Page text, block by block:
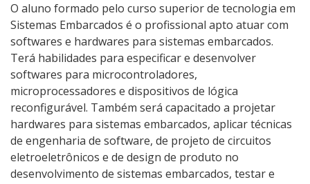
Processo de Inscrição
Resultados
Resultados Vagas Remanescentes
Como posso estudar no IFSC?
O aluno formado pelo curso superior de tecnologia em
Sistemas Embarcados é o profissional apto atuar com
softwares e hardwares para sistemas embarcados.
Terá habilidades para especificar e desenvolver
softwares para microcontroladores,
microprocessadores e dispositivos de lógica
reconfigurável. Também será capacitado a projetar
hardwares para sistemas embarcados, aplicar técnicas
de engenharia de software, de projeto de circuitos
eletroeletrônicos e de design de produto no
desenvolvimento de sistemas embarcados, testar e